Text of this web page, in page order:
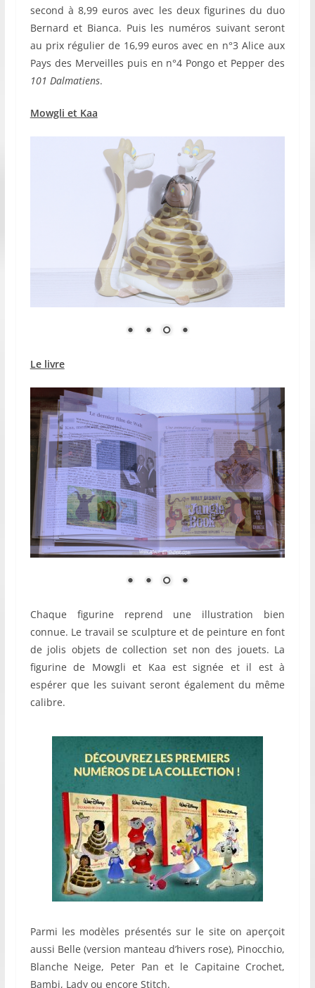
second à 8,99 euros avec les deux figurines du duo
Bernard et Bianca. Puis les numéros suivant seront
au prix régulier de 16,99 euros avec en n°3 Alice aux
Pays des Merveilles puis en n°4 Pongo et Pepper des
101 Dalmatiens.
Mowgli et Kaa
Le livre
Chaque figurine reprend une illustration bien
connue. Le travail se sculpture et de peinture en font
de jolis objets de collection set non des jouets. La
figurine de Mowgli et Kaa est signée et il est à
espérer que les suivant seront également du même
calibre.
Parmi les modèles présentés sur le site on aperçoit
aussi Belle (version manteau d’hivers rose), Pinocchio,
Blanche Neige, Peter Pan et le Capitaine Crochet,
Bambi, Lady ou encore Stitch.